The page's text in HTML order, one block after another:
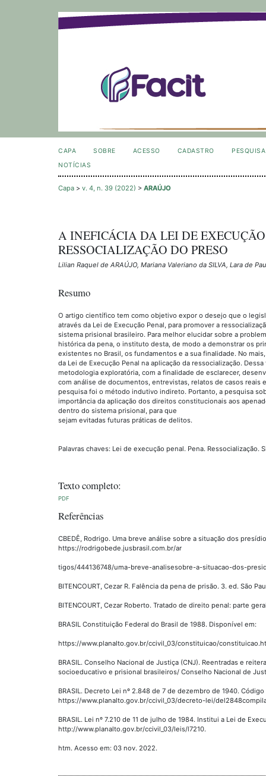
CAPA SOBRE ACESSO CADASTRO
PESQUISA
NOTÍCIAS
Capa > v. 4, n. 39 (2022) > ARAÚJO
A INEFICÁCIA DA LEI DE
RESSOCIALIZAÇÃO DO PRESO
Lilian Raquel de ARAÚJO, Mariana Valeriano da SILVA, Lara de
Resumo
O artigo científico tem como objetivo expor o desejo que o
através da Lei de Execução Penal, para promover a
sistema prisional brasileiro. Para melhor elucidar sobre a
histórica da pena, o instituto desta, de modo a demonstrar os
existentes no Brasil, os fundamentos e a sua finalidade. No
da Lei de Execução Penal na aplicação da ressocialização.
metodologia exploratória, com a finalidade de esclarecer,
com análise de documentos, entrevistas, relatos de casos
pesquisa foi o método indutivo indireto. Portanto, a pesquisa
importância da aplicação dos direitos constitucionais aos
dentro do sistema prisional, para que
sejam evitadas futuras práticas de delitos.
Palavras chaves: Lei de execução penal. Pena. Ressocialização.
Texto completo:
PDF
Referências
CBEDÊ, Rodrigo. Uma breve análise sobre a situação dos
https://rodrigobede.jusbrasil.com.br/ar
tigos/444136748/uma-breve-analisesobre-a-situacao-dos-
BITENCOURT, Cezar R. Falência da pena de prisão. 3. ed. São
BITENCOURT, Cezar Roberto. Tratado de direito penal: parte
BRASIL Constituição Federal do Brasil de 1988. Disponível em:
https://www.planalto.gov.br/ccivil_03/constituicao/
BRASIL. Conselho Nacional de Justiça (CNJ). Reentradas e
socioeducativo e prisional brasileiros/ Conselho Nacional de
BRASIL. Decreto Lei nº 2.848 de 7 de dezembro de 1940.
https://www.planalto.gov.br/ccivil_03/decreto-lei/
BRASIL. Lei nº 7.210 de 11 de julho de 1984. Institui a Lei de
http://www.planalto.gov.br/ccivil_03/leis/l7210.
htm. Acesso em: 03 nov. 2022.